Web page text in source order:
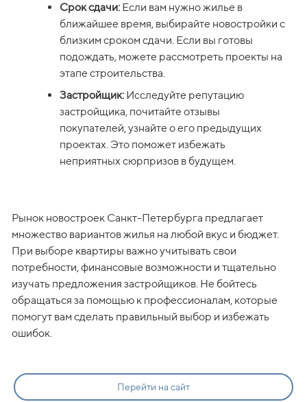
Срок сдачи: Если вам нужно жилье в
ближайшее время, выбирайте новостройки с
близким сроком сдачи. Если вы готовы
подождать, можете рассмотреть проекты на
этапе строительства.
Застройщик: Исследуйте репутацию
застройщика, почитайте отзывы
покупателей, узнайте о его предыдущих
проектах. Это поможет избежать
неприятных сюрпризов в будущем.
Рынок новостроек Санкт-Петербурга предлагает
множество вариантов жилья на любой вкус и бюджет.
При выборе квартиры важно учитывать свои
потребности, финансовые возможности и тщательно
изучать предложения застройщиков. Не бойтесь
обращаться за помощью к профессионалам, которые
помогут вам сделать правильный выбор и избежать
ошибок.
Перейти на сайт